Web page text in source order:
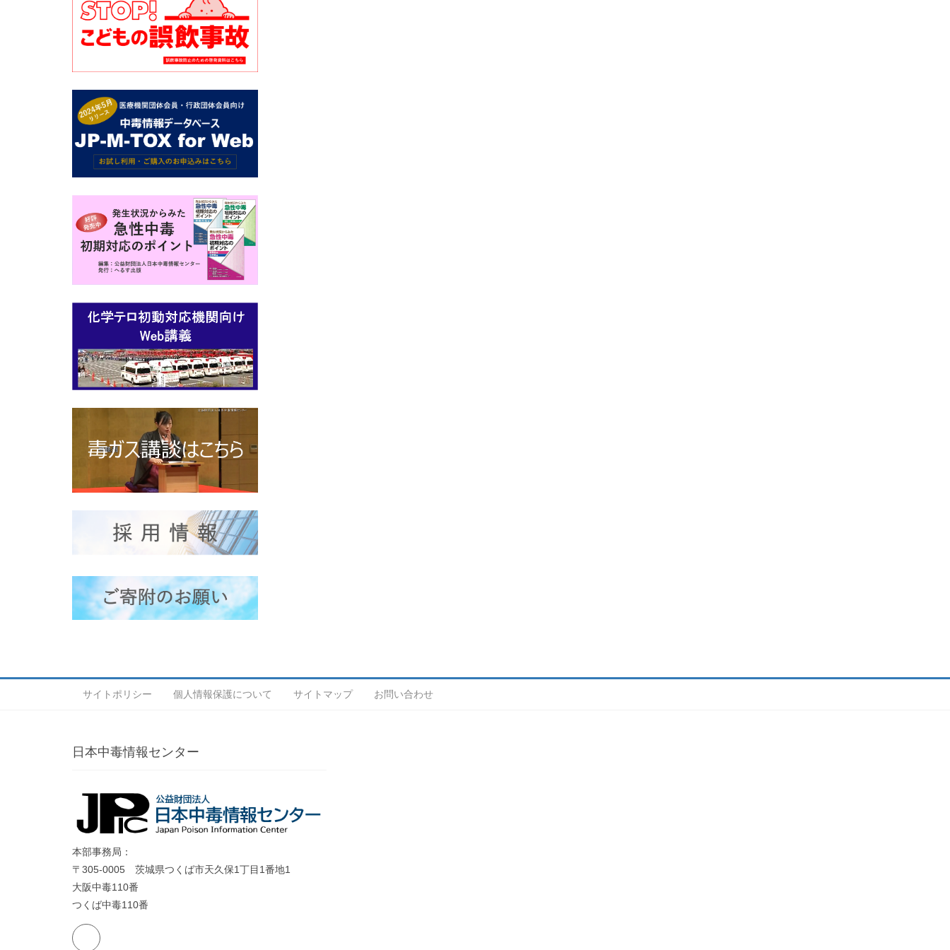
サイトポリシー 個人情報保護について サイトマップ お問い合わせ
日本中毒情報センター
本部事務局：
〒305-0005 茨城県つくば市天久保1丁目1番地1
大阪中毒110番
つくば中毒110番